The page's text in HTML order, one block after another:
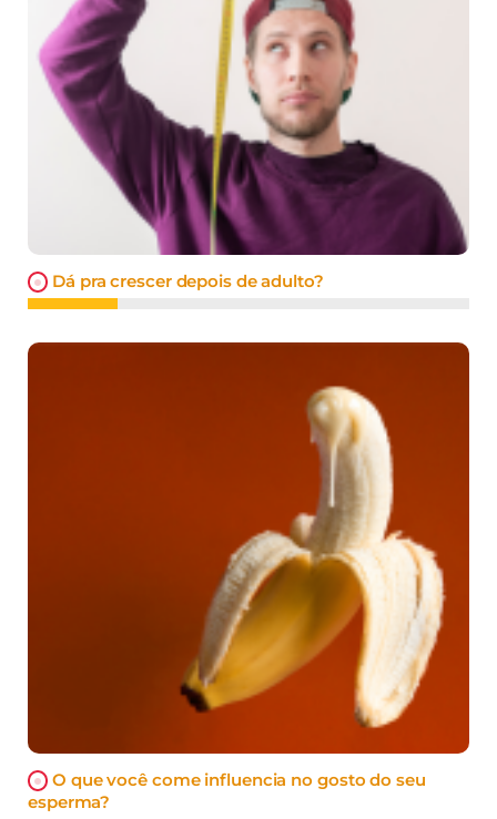
Dá pra crescer depois de adulto?
O que você come influencia no gosto do seu
esperma?